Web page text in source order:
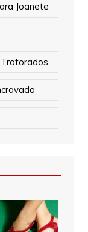
Joanete